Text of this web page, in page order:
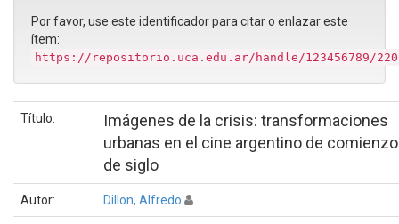
Por favor, use este identificador para citar o enlazar este
ítem:
https://repositorio.uca.edu.ar/handle/123456789/
Título:
Imágenes de la crisis: transformaciones
urbanas en el cine argentino de
de siglo
Autor: Dillon, Alfredo